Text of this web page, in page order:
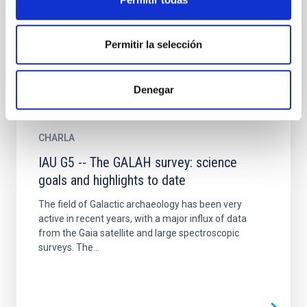
Permitir la selección
Denegar
classification of early-type galaxies into 'slow' and
CHARLA
IAU G5 -- The GALAH survey: science
goals and highlights to date
The field of Galactic archaeology has been very
active in recent years, with a major influx of data
from the Gaia satellite and large spectroscopic
surveys. The...